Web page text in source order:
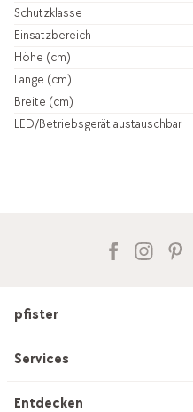
Schutzklasse
Einsatzbereich
Höhe (cm)
Länge (cm)
Breite (cm)
LED/Betriebsgerät austauschbar
pfister
Unternehmen
Services
Beratung
Entdecken